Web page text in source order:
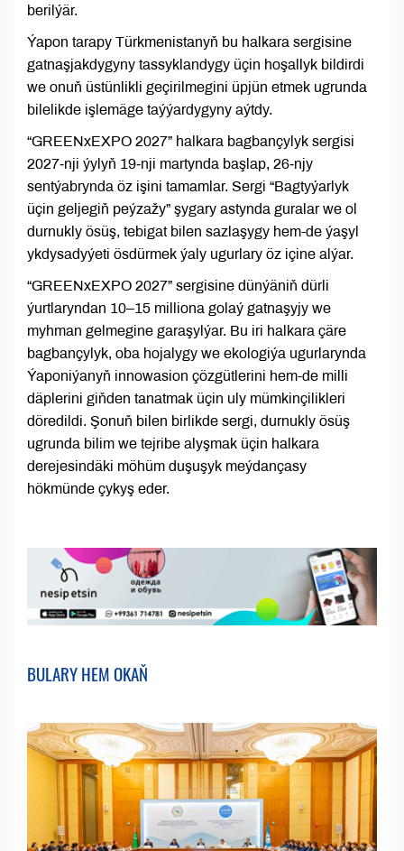
berilýär.
Ýapon tarapy Türkmenistanyň bu halkara sergisine
gatnaşjakdygyny tassyklandygy üçin hoşallyk bildirdi
we onuň üstünlikli geçirilmegini üpjün etmek ugrunda
bilelikde işlemäge taýýardygyny aýtdy.
“GREENxEXPO 2027” halkara bagbançylyk sergisi
2027‑nji ýylyň 19‑nji martynda başlap, 26‑njy
sentýabrynda öz işini tamamlar. Sergi “Bagtyýarlyk
üçin geljegiň peýzažy” şygary astynda guralar we ol
durnukly ösüş, tebigat bilen sazlaşygy hem-de ýaşyl
ykdysadyýeti ösdürmek ýaly ugurlary öz içine alýar.
“GREENxEXPO 2027” sergisine dünýäniň dürli
ýurtlaryndan 10–15 milliona golaý gatnaşyjy we
myhman gelmegine garaşylýar. Bu iri halkara çäre
bagbançylyk, oba hojalygy we ekologiýa ugurlarynda
Ýaponiýanyň innowasion çözgütlerini hem-de milli
däplerini giňden tanatmak üçin uly mümkinçilikleri
döredildi. Şonuň bilen birlikde sergi, durnukly ösüş
ugrunda bilim we tejribe alyşmak üçin halkara
derejesindäki möhüm duşuşyk meýdançasy
hökmünde çykyş eder.
BULARY HEM OKAŇ